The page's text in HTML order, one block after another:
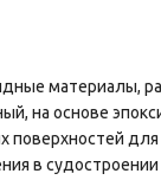
материалы,
на основе
поверхностей
в